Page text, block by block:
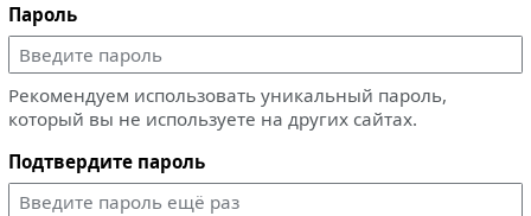
Пароль
Рекомендуем использовать уникальный пароль,
который вы не используете на других сайтах.
Подтвердите пароль